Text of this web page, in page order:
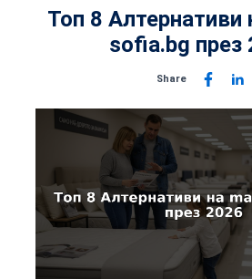
Топ 8 Алтернативи
sofia.bg през
Share